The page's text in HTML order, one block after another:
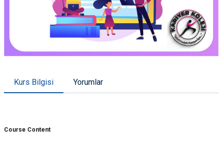
Kurs Bilgisi Yorumlar
Course Content